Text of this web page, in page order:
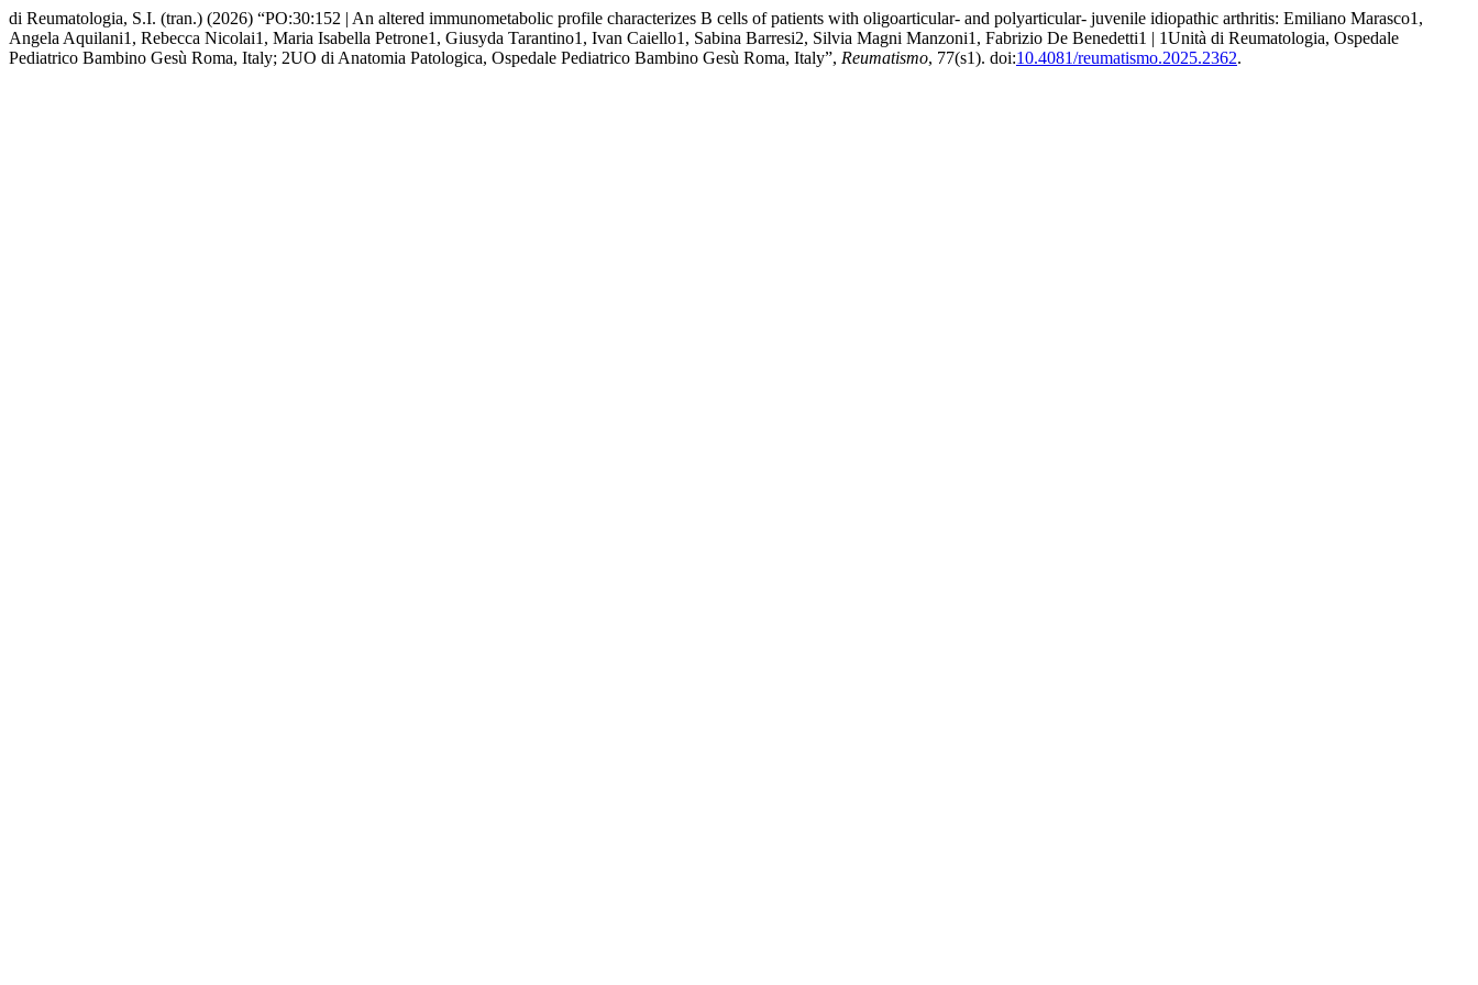
di Reumatologia, S.I. (tran.) (2026) “PO:30:152 | An altered immunometabolic profile characterizes B cells of patients with oligoarticular- and polyarticular- juvenile idiopathic arthritis: Emiliano Marasco1,
Angela Aquilani1, Rebecca Nicolai1, Maria Isabella Petrone1, Giusyda Tarantino1, Ivan Caiello1, Sabina Barresi2, Silvia Magni Manzoni1, Fabrizio De Benedetti1 | 1Unità di Reumatologia, Ospedale
Pediatrico Bambino Gesù Roma, Italy; 2UO di Anatomia Patologica, Ospedale Pediatrico Bambino Gesù Roma, Italy”, Reumatismo, 77(s1). doi:10.4081/reumatismo.2025.2362.